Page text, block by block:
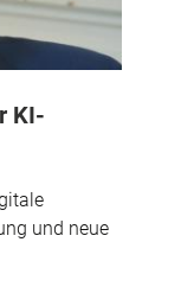
KI-
und neue